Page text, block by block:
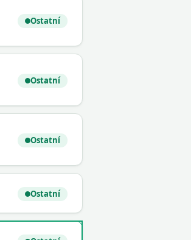
Ostatní
Ostatní
Ostatní
Ostatní